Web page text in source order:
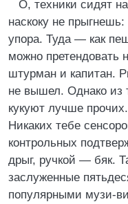
О, техники сидят
наскоку не
упора. Туда — как
можно претендовать
штурман и капитан.
не вышел. Однако из
кукуют лучше
Никаких тебе
контрольных
дрыг, ручкой — бяк.
заслуженные
популярными музи-